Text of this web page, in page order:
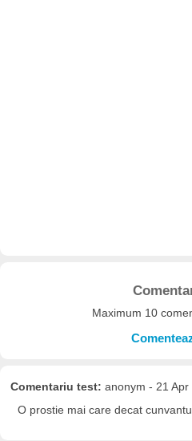
Maximum 10
Comentariu test: anonym - 21 Apr
O prostie mai care decat